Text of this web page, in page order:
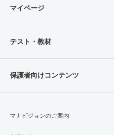
マイページ
テスト・教材
保護者向けコンテンツ
マナビジョンのご案内